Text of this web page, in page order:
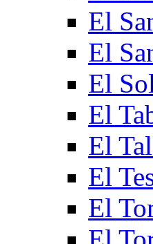
El
El
El
El
El
El
El